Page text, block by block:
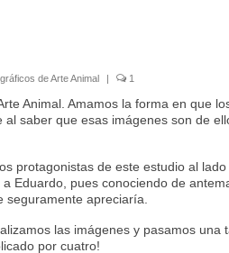
de Arte Animal | 1
Animal. Amamos la forma en que
saber que esas imágenes son de
protagonistas de este estudio al
Eduardo, pues conociendo de
apreciaría.
las imágenes y pasamos
por cuatro!